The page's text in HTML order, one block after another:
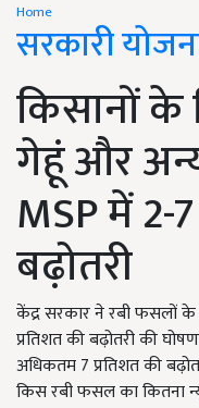
Home
सरकारी
किसानों
गेहूं और
MSP में 2-
बढ़ोतरी
केंद्र सरकार ने रबी फसलों
प्रतिशत की बढ़ोतरी की
अधिकतम 7 प्रतिशत की
किस रबी फसल का कितना